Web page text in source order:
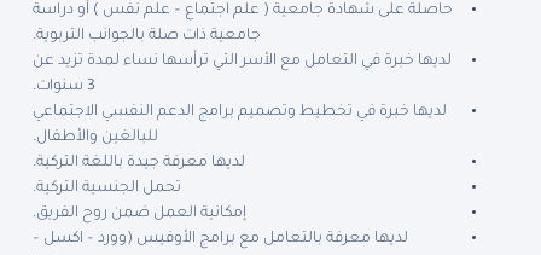
حاصلة على شهادة جامعية ( علم اجتماع – علم نفس ) أو دراسة
جامعية ذات صلة بالجوانب التربوية.
لديها خبرة في التعامل مع الأسر التي ترأسها نساء لمدة تزيد عن
3 سنوات.
لديها خبرة في تخطيط وتصميم برامج الدعم النفسي الاجتماعي
للبالغين والأطفال.
لديها معرفة جيدة باللغة التركية.
تحمل الجنسية التركية.
إمكانية العمل ضمن روح الفريق.
لديها معرفة بالتعامل مع برامج الأوفيس (وورد – اكسل –